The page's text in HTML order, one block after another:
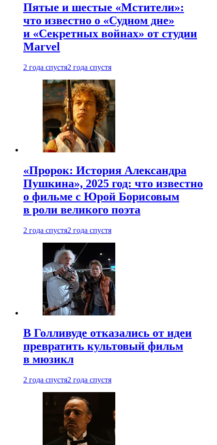
Пятые и шестые «Мстители»:
что известно о «Судном дне»
и «Секретных войнах» от студии
Marvel
2 года спустя2 года спустя
«Пророк: История Александра
Пушкина», 2025 год: что известно
о фильме с Юрой Борисовым
в роли великого поэта
2 года спустя2 года спустя
В Голливуде отказались от идеи
превратить культовый фильм
в мюзикл
2 года спустя2 года спустя